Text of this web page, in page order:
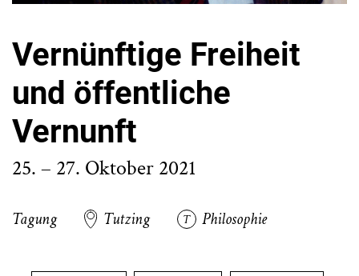
Vernünftige Freiheit
und öffentliche
Vernunft
25. – 27. Oktober 2021
Tagung Tutzing Philosophie